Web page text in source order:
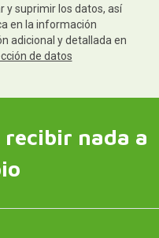
y suprimir los datos, así
en la información
adicional y detallada en
de datos
recibir nada a